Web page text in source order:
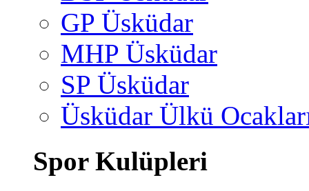
GP Üsküdar
MHP Üsküdar
SP Üsküdar
Üsküdar Ülkü
Spor Kulüpleri